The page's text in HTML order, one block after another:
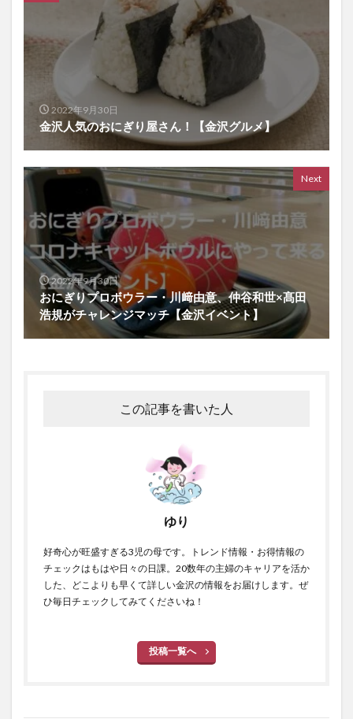
2022年9月30日
金沢人気のおにぎり屋さん！【金沢グルメ】
Next
2022年9月30日
おにぎりプロボウラー・川﨑由意、仲谷和世×髙田
浩規がチャレンジマッチ【金沢イベント】
この記事を書いた人
ゆり
好奇心が旺盛すぎる3児の母です。トレンド情報・お得情報の
チェックはもはや日々の日課。20数年の主婦のキャリアを活か
した、どこよりも早くて詳しい金沢の情報をお届けします。ぜ
ひ毎日チェックしてみてくださいね！
投稿一覧へ